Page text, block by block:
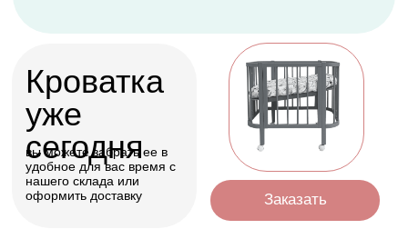
Оформить